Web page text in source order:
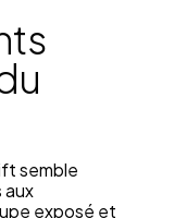
semble
aux
exposé et